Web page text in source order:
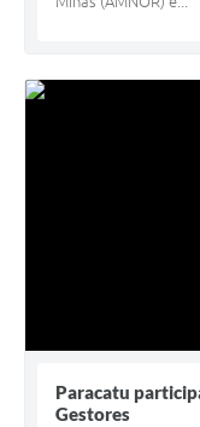
Paracatu
Gestores